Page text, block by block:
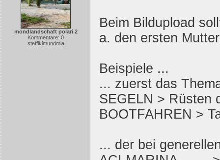
mondlandschaft polari 2
Kommentare: 0
steffikimundmia
Beim Bildupload
a. den ersten
Beispiele ...
... zuerst das
SEGELN > Rüsten
BOOTFAHREN >
... der bei